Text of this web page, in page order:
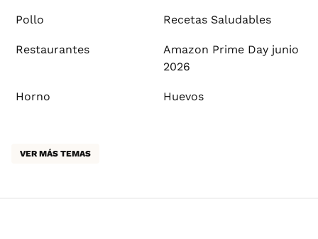
Pollo Recetas Saludables
Restaurantes
Amazon Prime Day junio
2026
Horno Huevos
VER MÁS TEMAS